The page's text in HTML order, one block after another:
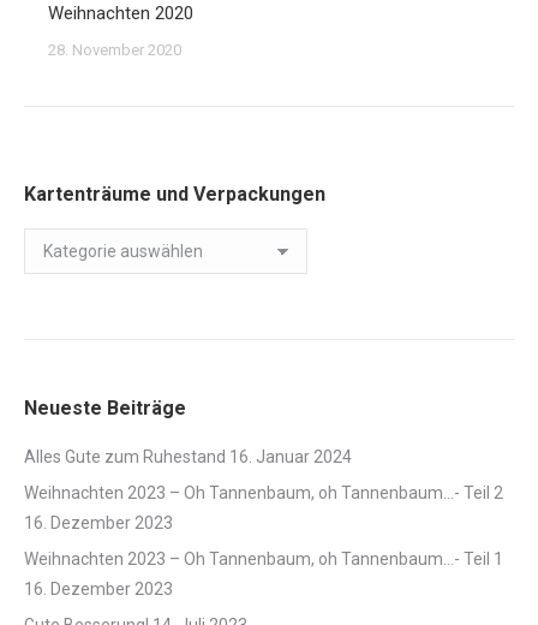
Weihnachten 2020
28. November 2020
Kartenträume und Verpackungen
Kartenträume
und
Neueste Beiträge
Alles Gute zum Ruhestand 16. Januar 2024
Weihnachten 2023 – Oh Tannenbaum, oh Tannenbaum…- Teil 2
16. Dezember 2023
Weihnachten 2023 – Oh Tannenbaum, oh Tannenbaum…- Teil 1
16. Dezember 2023